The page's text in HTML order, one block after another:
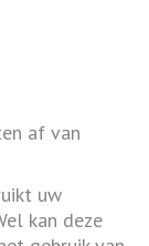
af van
uw
kan deze